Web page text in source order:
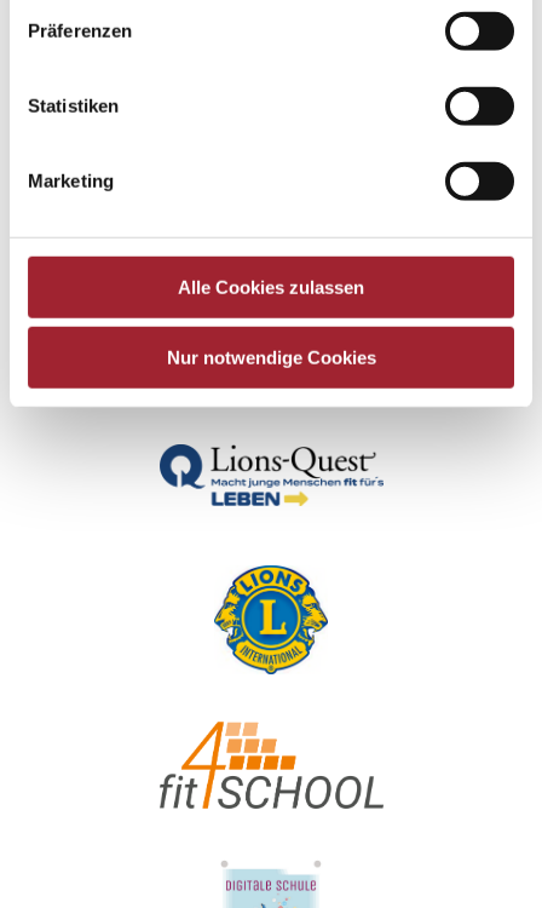
Präferenzen
Statistiken
Marketing
Alle Cookies zulassen
Nur notwendige Cookies